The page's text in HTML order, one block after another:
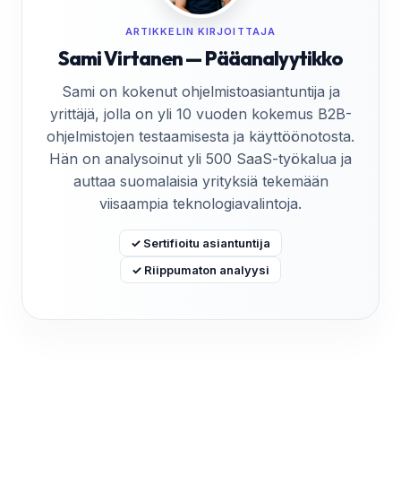
ARTIKKELIN KIRJOITTAJA
Sami Virtanen — Pääanalyytikko
Sami on kokenut ohjelmistoasiantuntija ja
yrittäjä, jolla on yli 10 vuoden kokemus B2B-
ohjelmistojen testaamisesta ja käyttöönotosta.
Hän on analysoinut yli 500 SaaS-työkalua ja
auttaa suomalaisia yrityksiä tekemään
viisaampia teknologiavalintoja.
✓ Sertifioitu asiantuntija
✓ Riippumaton analyysi